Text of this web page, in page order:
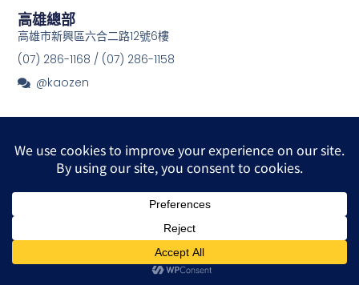
k
高雄總部
高雄市新興區六合二路12號6樓
(07) 286-1168 / (07) 286-1158
@kaozen
© 2026 All Rights Reserved.